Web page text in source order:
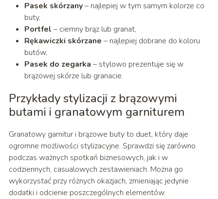
Pasek skórzany– najlepiej w tym samym kolorze co
buty,
Portfel – ciemny brąz lub granat,
Rękawiczki skórzane – najlepiej dobrane do koloru
butów,
Pasek do zegarka – stylowo prezentuje się w
brązowej skórze lub granacie.
Przykłady stylizacji z brązowymi
butami i granatowym garniturem
Granatowy garnitur i brązowe buty to duet, który daje
ogromne możliwości stylizacyjne. Sprawdzi się zarówno
podczas ważnych spotkań biznesowych, jak i w
codziennych, casualowych zestawieniach. Można go
wykorzystać przy różnych okazjach, zmieniając jedynie
dodatki i odcienie poszczególnych elementów.